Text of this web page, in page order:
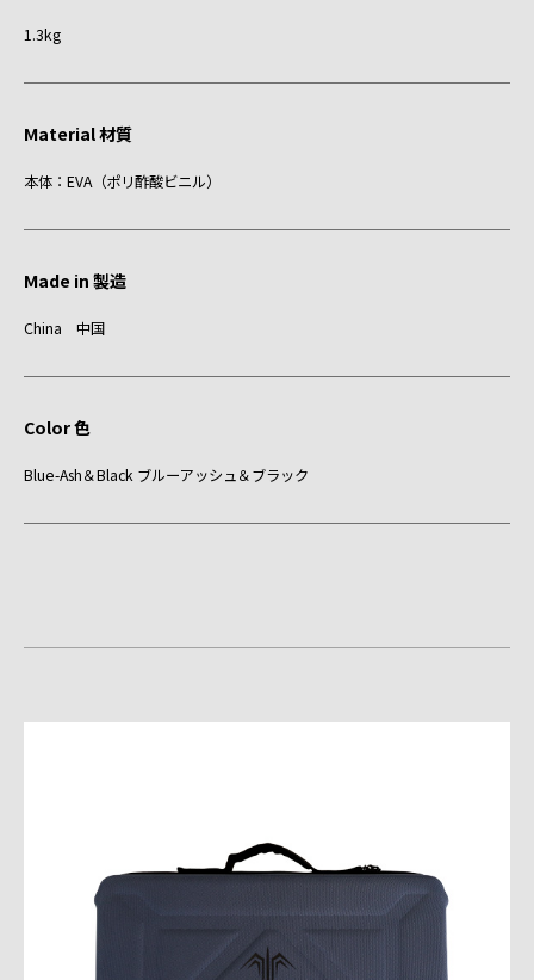
1.3kg
Material 材質
本体：EVA（ポリ酢酸ビニル）
Made in 製造
China 中国
Color 色
Blue-Ash＆Black ブルーアッシュ＆ブラック